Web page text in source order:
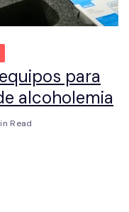
para
alcoholemia
Read